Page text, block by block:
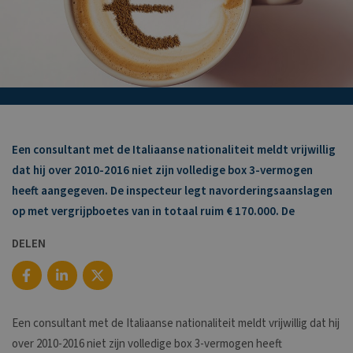
Een consultant met de Italiaanse nationaliteit meldt vrijwillig
dat hij over 2010-2016 niet zijn volledige box 3-vermogen
heeft aangegeven. De inspecteur legt navorderingsaanslagen
op met vergrijpboetes van in totaal ruim € 170.000. De
DELEN
Een consultant met de Italiaanse nationaliteit meldt vrijwillig dat hij
over 2010-2016 niet zijn volledige box 3-vermogen heeft